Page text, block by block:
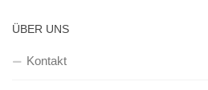
ÜBER UNS
Kontakt